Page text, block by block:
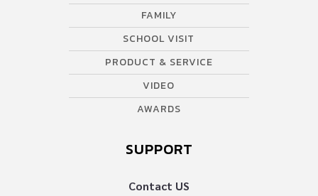
FAMILY
SCHOOL VISIT
PRODUCT & SERVICE
VIDEO
AWARDS
SUPPORT
Contact US